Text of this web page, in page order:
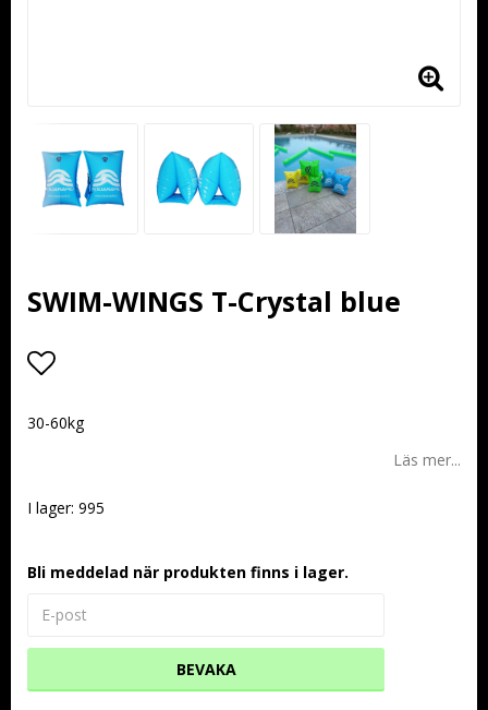
SWIM-WINGS T-Crystal blue
30-60kg
Läs mer...
I lager: 995
Bli meddelad när produkten finns i lager.
BEVAKA